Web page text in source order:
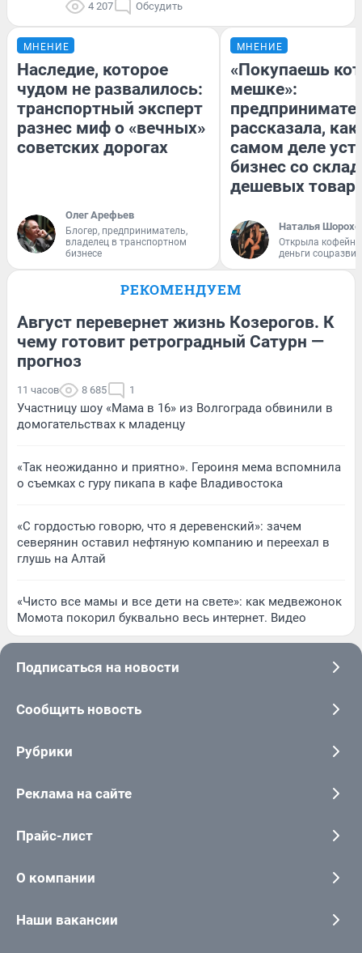
4 207 Обсудить
МНЕНИЕ
Наследие, которое
чудом не развалилось:
транспортный эксперт
разнес миф о «вечных»
советских дорогах
Олег Арефьев
Блогер, предприниматель,
владелец в транспортном
бизнесе
МНЕНИЕ
«Покупаешь
мешке»:
рассказала, как
самом деле
бизнес со
дешевых
Наталья
Открыла
деньги
РЕКОМЕНДУЕМ
Август перевернет жизнь Козерогов. К
чему готовит ретроградный Сатурн —
прогноз
11 часов 8 685 1
Участницу шоу «Мама в 16» из Волгограда обвинили в
домогательствах к младенцу
«Так неожиданно и приятно». Героиня мема вспомнила
о съемках с гуру пикапа в кафе Владивостока
«С гордостью говорю, что я деревенский»: зачем
северянин оставил нефтяную компанию и переехал в
глушь на Алтай
«Чисто все мамы и все дети на свете»: как медвежонок
Момота покорил буквально весь интернет. Видео
Подписаться на новости
Сообщить новость
Рубрики
Реклама на сайте
Прайс-лист
О компании
Наши вакансии